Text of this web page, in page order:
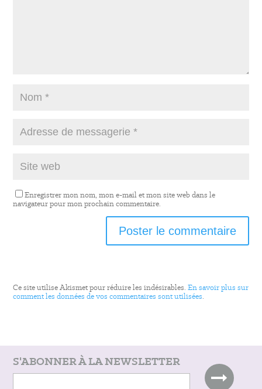
Enregistrer mon nom, mon e-mail et mon site web dans le
navigateur pour mon prochain commentaire.
Ce site utilise Akismet pour réduire les indésirables.En savoir plus sur
comment les données de vos commentaires sont utilisées.
S'ABONNER À LA NEWSLETTER